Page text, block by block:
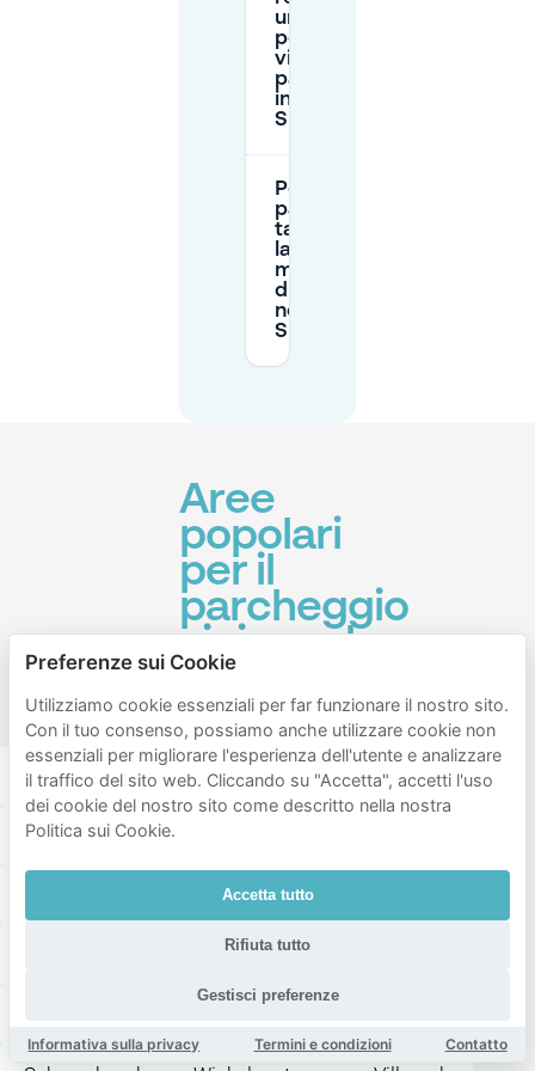
un accordo
per i
visitatori per
parcheggiare
in Oude
Spoorbaan?
Posso
parcheggiare
tardi la sera o
lasciare la
mia auto
durante la
notte in Oude
Spoorbaan?
Aree
popolari
per il
parcheggio
vicino ad
Oude
Spoorbaan
Gestel Eindhoven centrum Stratum
Schrijversbuurt
Eliasterrein - Vonderkwartier
Engelsbergen Genderdal
Preferenze sui Cookie
Utilizziamo cookie essenziali per far funzionare il nostro sito.
Con il tuo consenso, possiamo anche utilizzare cookie non
essenziali per migliorare l'esperienza dell'utente e analizzare
il traffico del sito web. Cliccando su "Accetta", accetti l'uso
dei cookie del nostro sito come descritto nella nostra
Politica sui Cookie.
Accetta tutto
Rifiuta tutto
Gestisci preferenze
Informativa sulla privacy Termini e condizioni Contatto